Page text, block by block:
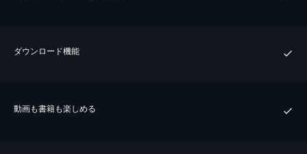
ダウンロード機能
動画も書籍も楽しめる